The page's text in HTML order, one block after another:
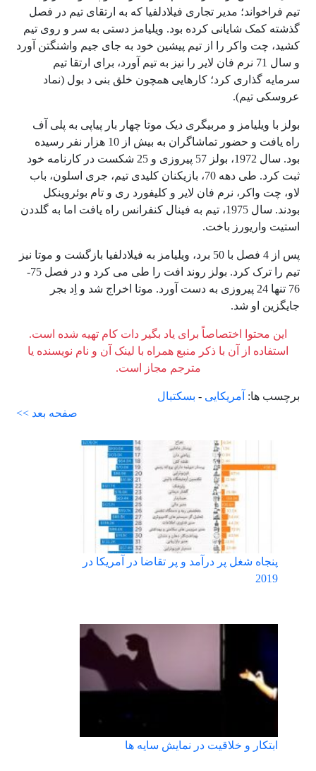
تیم فراخواند؛ مدیر تجاری فیلادلفیا که به ارتقای تیم در فصل
گذشته کمک شایانی کرده بود. ویلیامز دستی به سر و روی تیم
کشید، چت واکر را از تیم پیشین خود به جای جیم واشنگتن آورد
و سال 71 نرم فان لایر را نیز به تیم آورد، برای ارتقا تیم
سرمایه گذاری کرد؛ کارهایی همچون خلق بنی د بول (نماد
عروسکی تیم).
بولز با ویلیامز و مربیگری دیک موتا چهار بار پیاپی به پلی آف
راه یافت و حضور تماشاگران به بیش از 10 هزار نفر رسیده
بود. سال 1972، بولز 57 پیروزی و 25 شکست در کارنامه خود
ثبت کرد. طی دهه 70، بازیکنان کلیدی تیم، جری اسلون، باب
لاو، چت واکر، نرم فان لایر و کلیفورد ری و تام بوئروینکل
بودند. سال 1975، تیم به فینال کنفرانس راه یافت اما به گلددن
استیت واریورز باخت.
پس از 4 فصل با 50 برد، ویلیامز به فیلادلفیا بازگشت و موتا نیز
تیم را ترک کرد. بولز روند افت را طی می کرد و در فصل 75-
76 تنها 24 پیروزی به دست آورد. موتا اخراج شد و اِد بجر
جایگزین او شد.
این محتوا اختصاصاً برای یاد بگیر دات کام تهیه شده است.
استفاده از آن با ذکر منبع همراه با لینک آن و نام نویسنده یا
مترجم مجاز است.
برچسب ها: آمریکایی - بسکتبال
صفحه بعد >>
پنجاه شغل پر درآمد و پر تقاضا در آمریکا در
2019
ابتکار و خلاقیت در نمایش سایه ها